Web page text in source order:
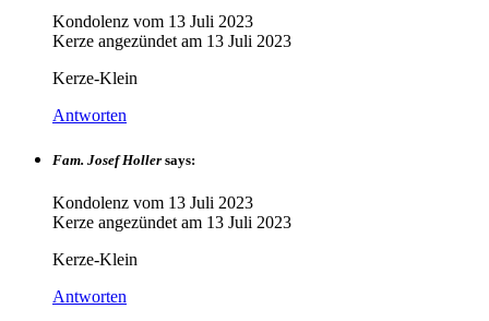
Kondolenz vom 13 Juli 2023
Kerze angezündet am 13 Juli 2023
Kerze-Klein
Antworten
Fam. Josef Holler says:
Kondolenz vom 13 Juli 2023
Kerze angezündet am 13 Juli 2023
Kerze-Klein
Antworten